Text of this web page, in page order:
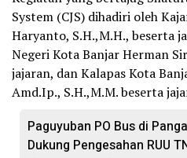
System (CJS) dihadiri oleh
Haryanto, S.H.,M.H., beserta
Negeri Kota Banjar Herman
jajaran, dan Kalapas Kota
Amd.Ip., S.H.,M.M. beserta
Paguyuban PO Bus di
Dukung Pengesahan RUU